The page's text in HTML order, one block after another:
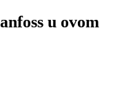
u ovom